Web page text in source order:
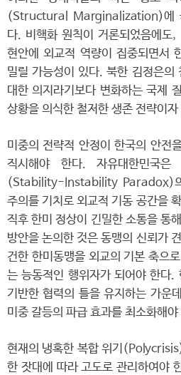
(Structural Marginalization)에
다. 비핵화 원칙이 거론되었음에도
현안에 외교적 역량이 집중되면서
밀릴 가능성이 있다. 북한 김정은
대한 의지라기보다 변화하는 국제
상황을 의식한 철저한 생존 전략이
미중의 전략적 안정이 한국의 안전
직시해야 한다. 자유대한민국
(Stability-Instability Paradox)의
주의를 기치로 외교적 기동 공간을
직후 한미 정상이 긴밀한 소통을 통
방안을 논의한 것은 동맹의 신뢰가
건한 한미동맹을 외교의 기본 축으
는 능동적인 행위자가 되어야 한다.
기반한 협력의 틀을 유지하는 가운
미중 갈등의 파급 효과를 최소화해야
현재의 냉혹한 복합 위기
한 잣대에 따라 고도로 관리하여야